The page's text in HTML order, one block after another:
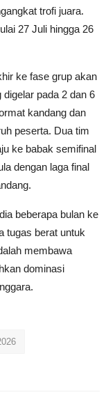
trofi juara.
27 Juli hingga 26
ke fase grup akan
pada 2 dan 6
kandang dan
peserta. Dua tim
ke babak semifinal
dengan laga final
beberapa bulan ke
tugas berat untuk
membawa
dominasi